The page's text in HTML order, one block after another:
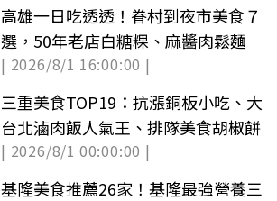
高雄一日吃透透！眷村到夜市美食７
選，50年老店白糖粿、麻醬肉鬆麵
| 2026/8/1 16:00:00 |
三重美食TOP19：抗漲銅板小吃、大
台北滷肉飯人氣王、排隊美食胡椒餅
| 2026/8/1 00:00:00 |
基隆美食推薦26家！基隆最強營養三